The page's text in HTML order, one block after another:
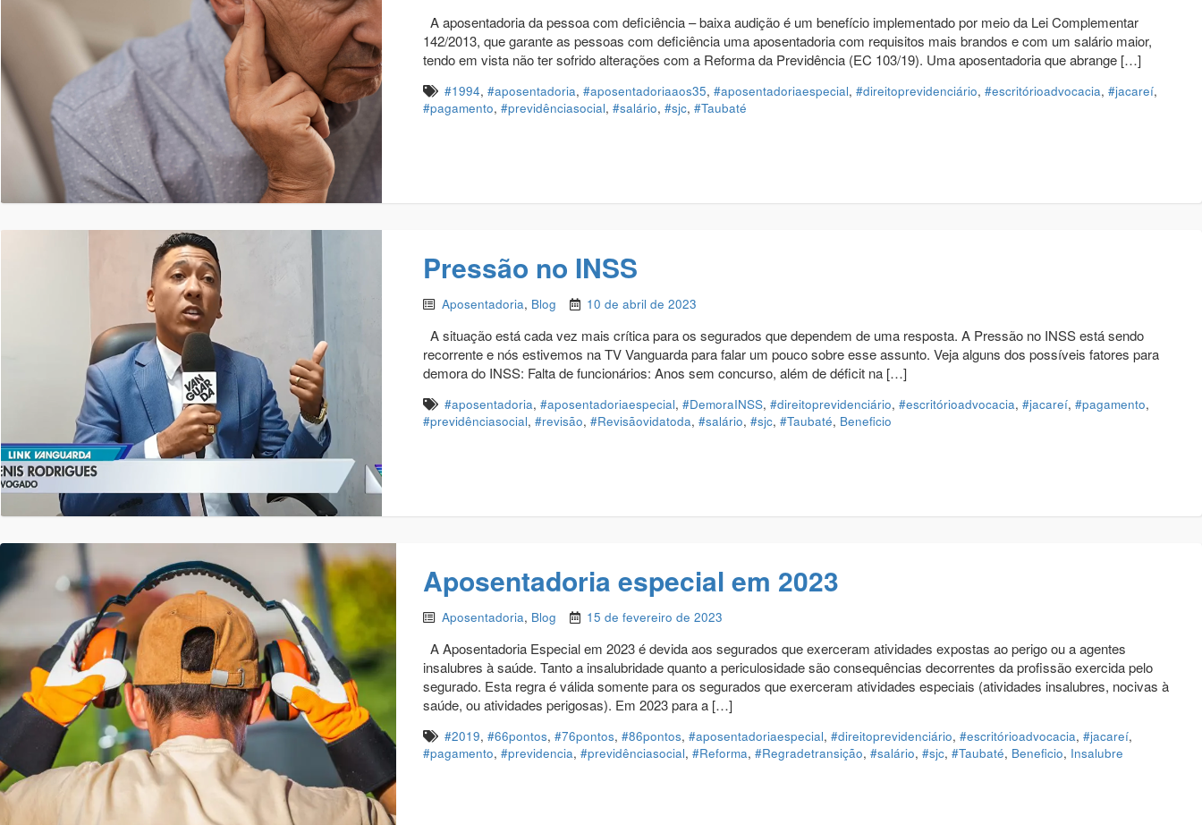
A aposentadoria da pessoa com deficiência – baixa audição é um benefício implementado por meio da Lei Complementar
142/2013, que garante as pessoas com deficiência uma aposentadoria com requisitos mais brandos e com um salário maior,
tendo em vista não ter sofrido alterações com a Reforma da Previdência (EC 103/19). Uma aposentadoria que abrange […]
#1994, #aposentadoria, #aposentadoriaaos35, #aposentadoriaespecial, #direitoprevidenciário, #escritórioadvocacia, #jacareí,
#pagamento, #previdênciasocial, #salário, #sjc, #Taubaté
Pressão no INSS
Aposentadoria, Blog 10 de abril de 2023
A situação está cada vez mais crítica para os segurados que dependem de uma resposta. A Pressão no INSS está sendo
recorrente e nós estivemos na TV Vanguarda para falar um pouco sobre esse assunto. Veja alguns dos possíveis fatores para
demora do INSS: Falta de funcionários: Anos sem concurso, além de déficit na […]
#aposentadoria, #aposentadoriaespecial, #DemoraINSS, #direitoprevidenciário, #escritórioadvocacia, #jacareí, #pagamento,
#previdênciasocial, #revisão, #Revisãovidatoda, #salário, #sjc, #Taubaté, Beneficio
Aposentadoria especial em 2023
Aposentadoria, Blog 15 de fevereiro de 2023
A Aposentadoria Especial em 2023 é devida aos segurados que exerceram atividades expostas ao perigo ou a agentes
insalubres à saúde. Tanto a insalubridade quanto a periculosidade são consequências decorrentes da profissão exercida pelo
segurado. Esta regra é válida somente para os segurados que exerceram atividades especiais (atividades insalubres, nocivas à
saúde, ou atividades perigosas). Em 2023 para a […]
#2019, #66pontos, #76pontos, #86pontos, #aposentadoriaespecial, #direitoprevidenciário, #escritórioadvocacia, #jacareí,
#pagamento, #previdencia, #previdênciasocial, #Reforma, #Regradetransição, #salário, #sjc, #Taubaté, Beneficio, Insalubre